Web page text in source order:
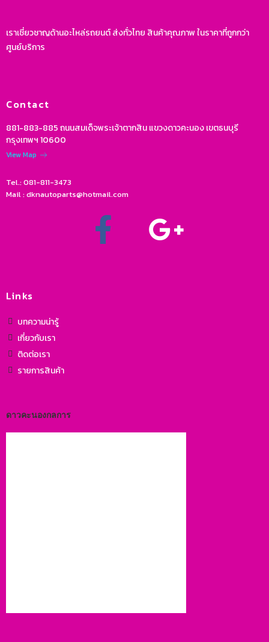
เราเชี่ยวชาญด้านอะไหล่รถยนต์ ส่งทั่วไทย สินค้าคุณภาพ ในราคาที่ถูกกว่า
ศูนย์บริการ
Contact
881-883-885 ถนนสมเด็จพระเจ้าตากสิน แขวงดาวคะนอง เขตธนบุรี
กรุงเทพฯ 10600
View Map
Tel.: 081-811-3473
Mail : dknautoparts@hotmail.com
Links
บทความน่ารู้
เกี่ยวกับเรา
ติดต่อเรา
รายการสินค้า
ดาวคะนองกลการ